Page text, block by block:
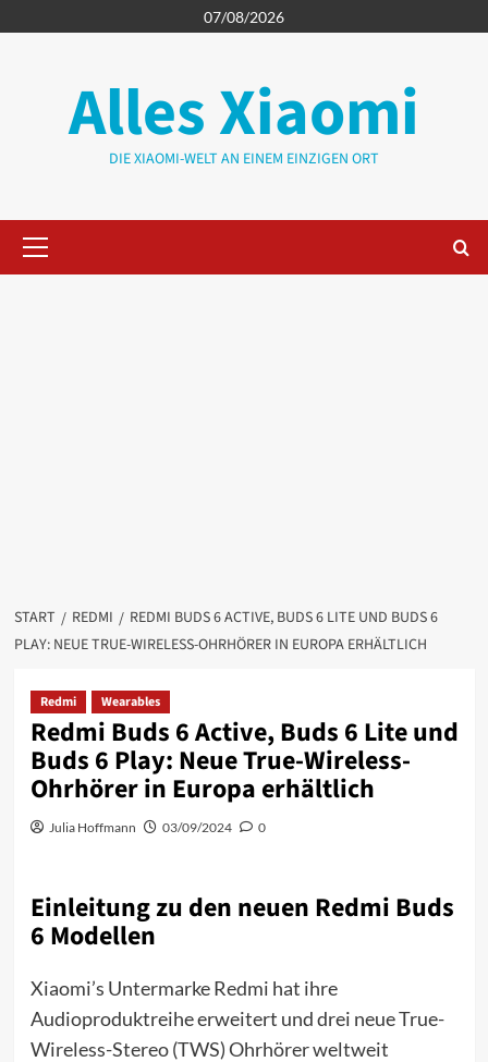
Inhalt
07/08/2026
Alles Xiaomi
DIE XIAOMI-WELT AN EINEM EINZIGEN ORT
Menü
START REDMI
REDMI BUDS 6 ACTIVE, BUDS 6 LITE UND BUDS 6
PLAY: NEUE TRUE-WIRELESS-OHRHÖRER IN EUROPA ERHÄLTLICH
Redmi Wearables
Redmi Buds 6 Active, Buds 6 Lite und
Buds 6 Play: Neue True-Wireless-
Ohrhörer in Europa erhältlich
Julia Hoffmann 03/09/2024 0
Einleitung zu den neuen Redmi Buds
6 Modellen
Xiaomi’s Untermarke Redmi hat ihre
Audioproduktreihe erweitert und drei neue True-
Wireless-Stereo (TWS) Ohrhörer weltweit